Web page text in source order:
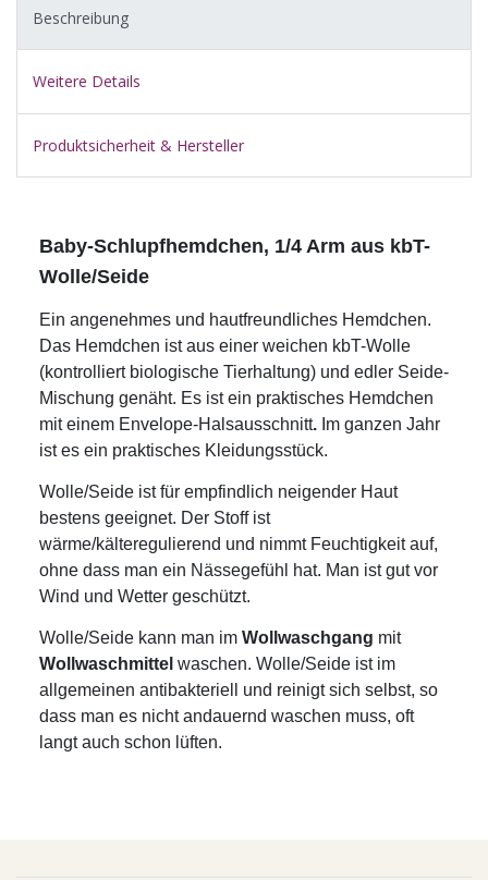
Beschreibung
Weitere Details
Produktsicherheit & Hersteller
Baby-Schlupfhemdchen, 1/4 Arm aus kbT-
Wolle/Seide
Ein angenehmes und hautfreundliches Hemdchen.
Das Hemdchen ist aus einer weichen kbT-Wolle
(kontrolliert biologische Tierhaltung) und edler Seide-
Mischung genäht. Es ist ein praktisches Hemdchen
mit einem Envelope-Halsausschnitt. Im ganzen Jahr
ist es ein praktisches Kleidungsstück.
Wolle/Seide ist für empfindlich neigender Haut
bestens geeignet. Der Stoff ist
wärme/kälteregulierend und nimmt Feuchtigkeit auf,
ohne dass man ein Nässegefühl hat. Man ist gut vor
Wind und Wetter geschützt.
Wolle/Seide kann man im Wollwaschgang mit
Wollwaschmittel waschen. Wolle/Seide ist im
allgemeinen antibakteriell und reinigt sich selbst, so
dass man es nicht andauernd waschen muss, oft
langt auch schon lüften.